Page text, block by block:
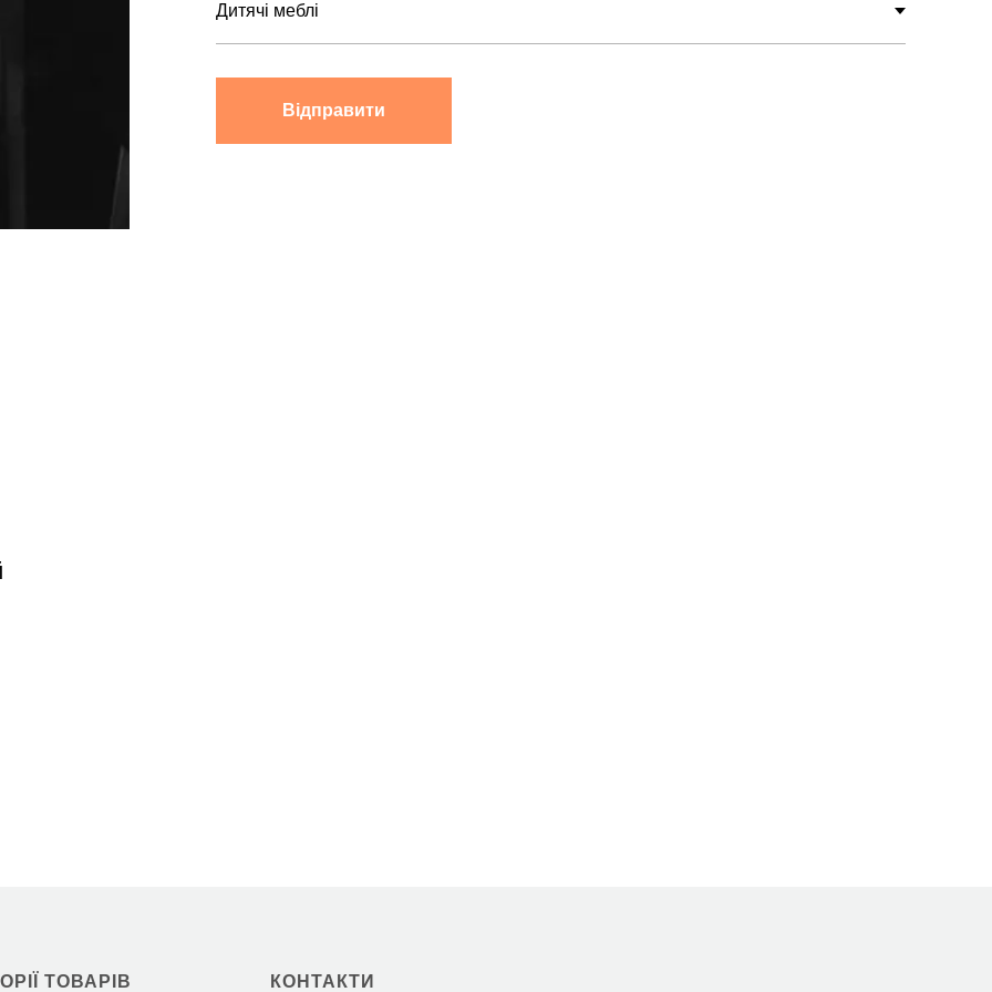
Відправити
ТОВАРІВ КОНТАКТИ